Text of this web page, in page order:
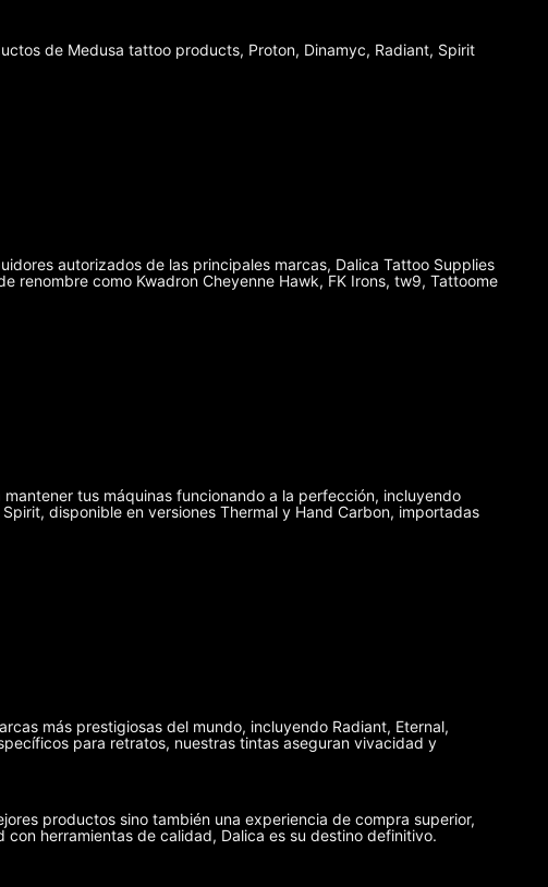
de Medusa tattoo products, Proton, Dinamyc, Radiant, Spirit
autorizados de las principales marcas, Dalica Tattoo Supplies
renombre como Kwadron Cheyenne Hawk, FK Irons, tw9, Tattoome
tus máquinas funcionando a la perfección, incluyendo
disponible en versiones Thermal y Hand Carbon, importadas
más prestigiosas del mundo, incluyendo Radiant, Eternal,
para retratos, nuestras tintas aseguran vivacidad y
productos sino también una experiencia de compra superior,
herramientas de calidad, Dalica es su destino definitivo.